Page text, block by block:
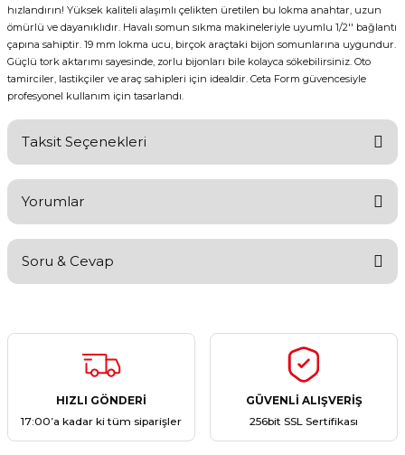
hızlandırın! Yüksek kaliteli alaşımlı çelikten üretilen bu lokma anahtar, uzun
ömürlü ve dayanıklıdır. Havalı somun sıkma makineleriyle uyumlu 1/2'' bağlantı
çapına sahiptir. 19 mm lokma ucu, birçok araçtaki bijon somunlarına uygundur.
Güçlü tork aktarımı sayesinde, zorlu bijonları bile kolayca sökebilirsiniz. Oto
tamirciler, lastikçiler ve araç sahipleri için idealdir. Ceta Form güvencesiyle
profesyonel kullanım için tasarlandı.
Taksit Seçenekleri
Yorumlar
Yorum Yaz
Soru & Cevap
Ürün hakkında henüz soru sorulmamış.
HIZLI GÖNDERİ
17:00’a kadar ki tüm siparişler
GÜVENLİ ALIŞVERİŞ
256bit SSL Sertifikası